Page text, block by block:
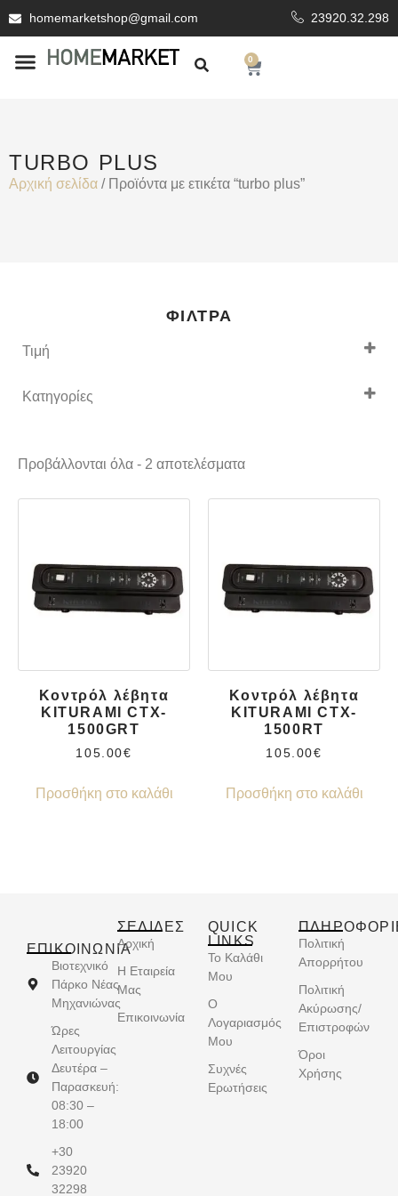
homemarketshop@gmail.com 23920.32.298
0
TURBO PLUS
Αρχική σελίδα / Προϊόντα με ετικέτα “turbo plus”
ΦΊΛΤΡΑ
Τιμή
Κατηγορίες
Θέρμανση
Προβάλλονται όλα - 2 αποτελέσματα
Κοντρόλ λέβητα
KITURAMI CTX-
1500GRT
105.00€
Προσθήκη στο καλάθι
Κοντρόλ λέβητα
KITURAMI CTX-
1500RT
105.00€
Προσθήκη στο καλάθι
ΕΠΙΚΟΙΝΩΝΊΑ
Βιοτεχνικό
Πάρκο Νέας
Μηχανιώνας
Ώρες
Λειτουργίας
Δευτέρα –
Παρασκευή:
08:30 –
18:00
+30
23920
32298
ΣΕΛΙΔΕΣ
Αρχική
Η Εταιρεία
Μας
Επικοινωνία
QUICK
LINKS
Το Καλάθι
Μου
Ο
Λογαριασμός
Μου
Συχνές
Ερωτήσεις
Πολιτική
Απορρήτου
Πολιτική
Ακύρωσης/
Επιστροφών
Όροι
Χρήσης